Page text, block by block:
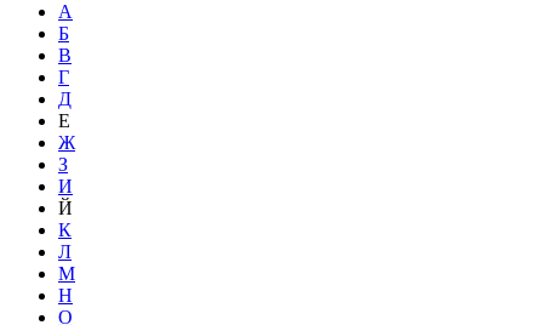
А
Б
В
Г
Д
Е
Ж
З
И
Й
К
Л
М
Н
О